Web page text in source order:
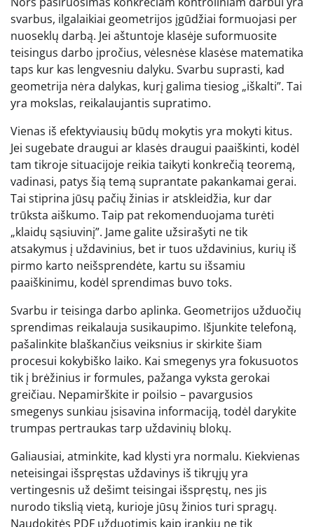
svarbus, ilgalaikiai geometrijos įgūdžiai formuojasi per
nuoseklų darbą. Jei aštuntoje klasėje suformuosite
teisingus darbo įpročius, vėlesnėse klasėse matematika
taps kur kas lengvesniu dalyku. Svarbu suprasti, kad
geometrija nėra dalykas, kurį galima tiesiog „iškalti”. Tai
yra mokslas, reikalaujantis supratimo.
Vienas iš efektyviausių būdų mokytis yra mokyti kitus.
Jei sugebate draugui ar klasės draugui paaiškinti, kodėl
tam tikroje situacijoje reikia taikyti konkrečią teoremą,
vadinasi, patys šią temą suprantate pakankamai gerai.
Tai stiprina jūsų pačių žinias ir atskleidžia, kur dar
trūksta aiškumo. Taip pat rekomenduojama turėti
„klaidų sąsiuvinį”. Jame galite užsirašyti ne tik
atsakymus į uždavinius, bet ir tuos uždavinius, kurių iš
pirmo karto neišsprendėte, kartu su išsamiu
paaiškinimu, kodėl sprendimas buvo toks.
Svarbu ir teisinga darbo aplinka. Geometrijos užduočių
sprendimas reikalauja susikaupimo. Išjunkite telefoną,
pašalinkite blaškančius veiksnius ir skirkite šiam
procesui kokybiško laiko. Kai smegenys yra fokusuotos
tik į brėžinius ir formules, pažanga vyksta gerokai
greičiau. Nepamirškite ir poilsio – pavargusios
smegenys sunkiau įsisavina informaciją, todėl darykite
trumpas pertraukas tarp uždavinių blokų.
Galiausiai, atminkite, kad klysti yra normalu. Kiekvienas
neteisingai išspręstas uždavinys iš tikrųjų yra
vertingesnis už dešimt teisingai išspręstų, nes jis
nurodo tikslią vietą, kurioje jūsų žinios turi spragų.
Naudokitės PDF užduotimis kaip įrankiu ne tik